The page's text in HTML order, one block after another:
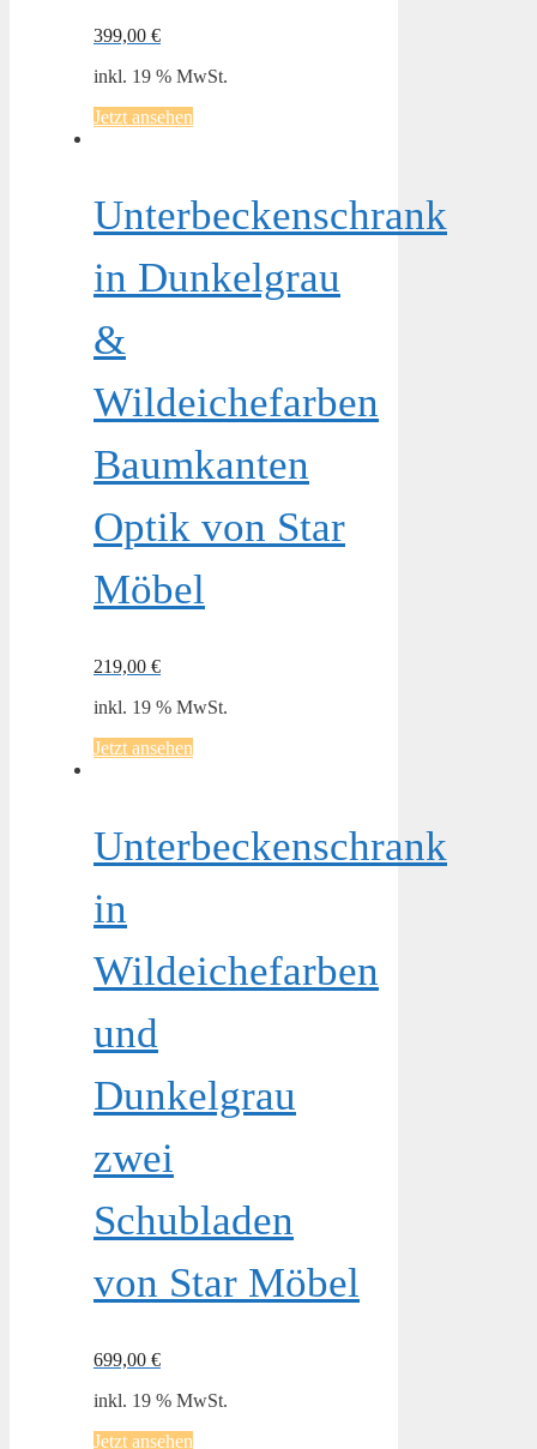
399,00 €
inkl. 19 % MwSt.
Jetzt ansehen
Unterbeckenschrank
in Dunkelgrau
&
Wildeichefarben
Baumkanten
Optik von Star
Möbel
219,00 €
inkl. 19 % MwSt.
Jetzt ansehen
Unterbeckenschrank
in
Wildeichefarben
und
Dunkelgrau
zwei
Schubladen
von Star Möbel
699,00 €
inkl. 19 % MwSt.
Jetzt ansehen